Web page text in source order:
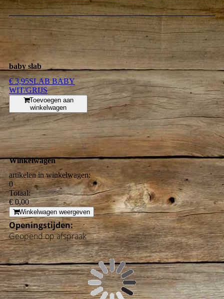
baby slab
€ 3,95SLAB BABY
WIT/GRIJS
Toevoegen aan
winkelwagen
Winkelwagen
artikelen in winkelwagen:
0
Totaal:
€ 0,00
Winkelwagen weergeven
Openingstijden:
Geopend op afspraak